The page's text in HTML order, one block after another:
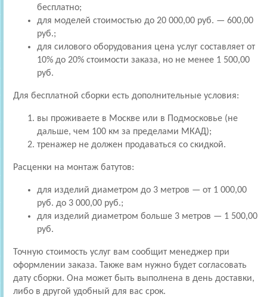
бесплатно;
для моделей стоимостью до 20 000,00 руб. — 600,00
руб.;
для силового оборудования цена услуг составляет от
10% до 20% стоимости заказа, но не менее 1 500,00
руб.
Для бесплатной сборки есть дополнительные условия:
вы проживаете в Москве или в Подмосковье (не
дальше, чем 100 км за пределами МКАД);
тренажер не должен продаваться со скидкой.
Расценки на монтаж батутов:
для изделий диаметром до 3 метров — от 1 000,00
руб. до 3 000,00 руб.;
для изделий диаметром больше 3 метров — 1 500,00
руб.
Точную стоимость услуг вам сообщит менеджер при
оформлении заказа. Также вам нужно будет согласовать
дату сборки. Она может быть выполнена в день доставки,
либо в другой удобный для вас срок.